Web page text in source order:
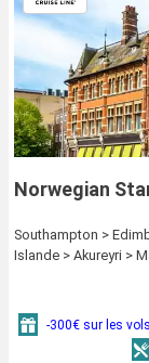
Norwegian
Southampton >
Islande > Akureyri >
-300€ sur les vols